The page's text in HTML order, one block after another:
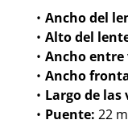
Ancho del
Alto del
Ancho
Ancho
Largo de las
Puente: 22